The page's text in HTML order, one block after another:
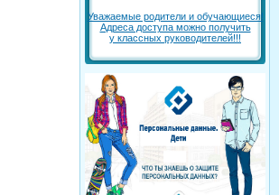
Уважаемые родители и обучающиеся!
Адреса доступа можно получить
у классных руководителей!!!